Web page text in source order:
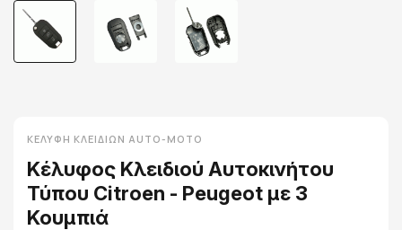
ΚΕΛΎΦΗ ΚΛΕΙΔΙΏΝ AUTO-MOTO
Κέλυφος Κλειδιού Αυτοκινήτου
Τύπου Citroen - Peugeot με 3
Κουμπιά